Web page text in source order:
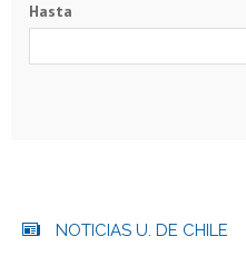
Hasta
NOTICIAS U. DE CHILE